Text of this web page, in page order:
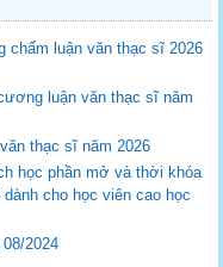
chấm luận văn thạc sĩ 2026
luận văn thạc sĩ năm
thạc sĩ năm 2026
học phần mở và thời khóa
cho học viên cao học
2024